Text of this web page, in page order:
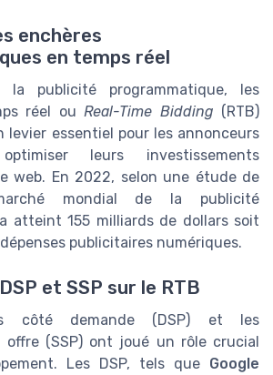
enchères
en temps réel
publicité programmatique, les
réel ouReal-Time Bidding (RTB)
levier essentiel pour les annonceurs
leurs investissements
web. En 2022, selon une étude de
mondial de la publicité
atteint 155 milliards de dollars soit
publicitaires numériques.
et SSP sur le RTB
côté demande (DSP) et les
offre (SSP) ont joué un rôle crucial
Les DSP, tels que Google